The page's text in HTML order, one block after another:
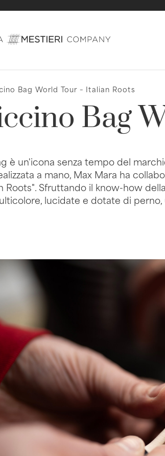
Bag World Tour – Italian Roots
Bag
è un'icona senza tempo del
a mano, Max Mara ha
Roots". Sfruttando il know-how
lucidate e dotate di